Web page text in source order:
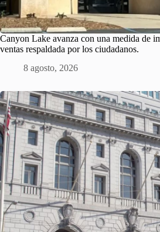
Canyon Lake avanza con una medida de
ventas respaldada por los ciudadanos.
8 agosto, 2026